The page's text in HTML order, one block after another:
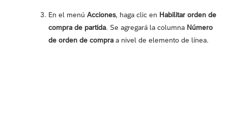
En el menú Acciones, haga clic en Habilitar orden de
compra de partida. Se agregará la columna Número
de orden de compra a nivel de elemento de línea.